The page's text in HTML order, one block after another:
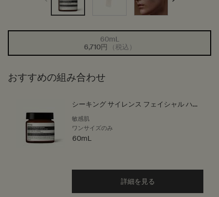
選択済み
商品バリエーションは在庫切れで
60mL
6,710円
（税込）
, 1/1
おすすめの組み合わせ
シーキング サイレンス フェイシャル ハイ
ドレーター
敏感肌
ワンサイズのみ
60mL
詳細を見る